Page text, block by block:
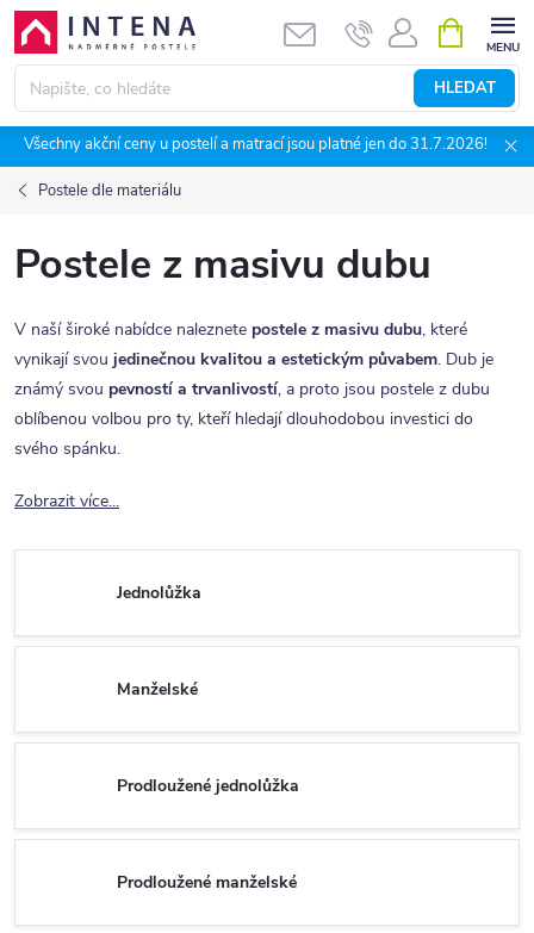
Přejít
obsah
HLEDAT
NÁKUPNÍ
KOŠÍK
Všechny akční ceny u postelí a matrací jsou platné jen do 31.7.2026!
Postele dle materiálu
Postele z masivu dubu
V naší široké nabídce naleznete postele z masivu dubu, které
vynikají svou jedinečnou kvalitou a estetickým půvabem. Dub je
známý svou pevností a trvanlivostí, a proto jsou postele z dubu
oblíbenou volbou pro ty, kteří hledají dlouhodobou investici do
svého spánku.
Zobrazit více...
Jednolůžka
Manželské
Prodloužené jednolůžka
Prodloužené manželské